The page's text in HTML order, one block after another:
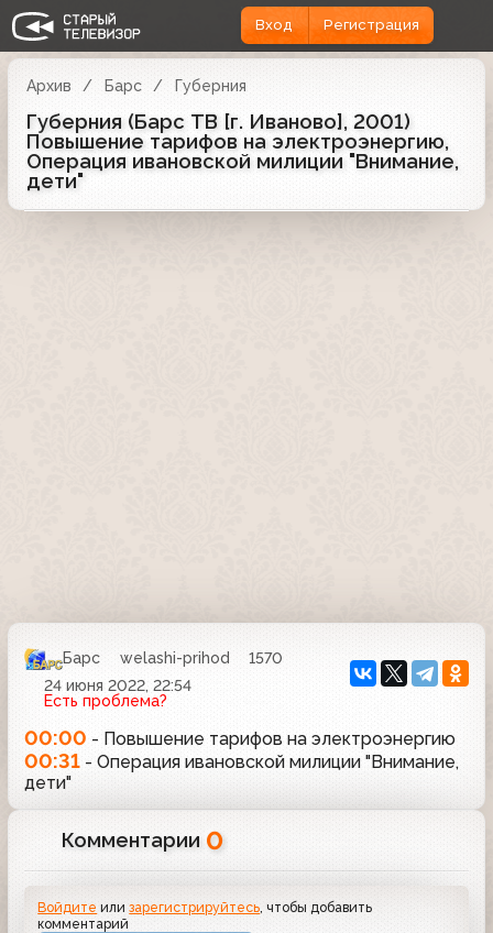
Вход Регистрация
Архив Барс Губерния
Губерния (Барс ТВ [г. Иваново], 2001)
Повышение тарифов на электроэнергию,
Операция ивановской милиции "Внимание,
дети"
Барс welashi-prihod
1570
24 июня 2022, 22:54
Есть проблема?
00:00 - Повышение тарифов на электроэнергию
00:31 - Операция ивановской милиции "Внимание,
дети"
Комментарии 0
Войдите илизарегистрируйтесь , чтобы добавить
комментарий